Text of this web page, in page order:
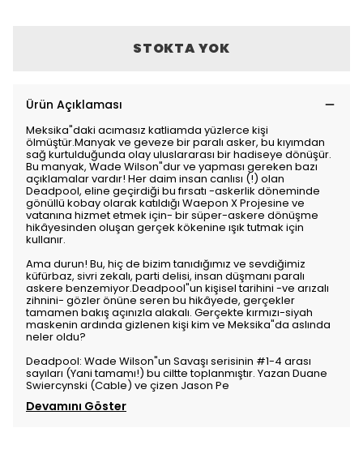
STOKTA YOK
Ürün Açıklaması
Meksika"daki acımasız katliamda yüzlerce kişi
ölmüştür.Manyak ve geveze bir paralı asker, bu kıyımdan
sağ kurtulduğunda olay uluslararası bir hadiseye dönüşür.
Bu manyak, Wade Wilson"dur ve yapması gereken bazı
açıklamalar vardır! Her daim insan canlısı (!) olan
Deadpool, eline geçirdiği bu fırsatı -askerlik döneminde
gönüllü kobay olarak katıldığı Waepon X Projesine ve
vatanına hizmet etmek için- bir süper-askere dönüşme
hikâyesinden oluşan gerçek kökenine ışık tutmak için
kullanır.
Ama durun! Bu, hiç de bizim tanıdığımız ve sevdiğimiz
küfürbaz, sivri zekalı, parti delisi, insan düşmanı paralı
askere benzemiyor.Deadpool"un kişisel tarihini -ve arızalı
zihnini- gözler önüne seren bu hikâyede, gerçekler
tamamen bakış açınızla alakalı. Gerçekte kırmızı-siyah
maskenin ardında gizlenen kişi kim ve Meksika"da aslında
neler oldu?
Deadpool: Wade Wilson"un Savaşı serisinin #1-4 arası
sayıları (Yani tamamı!) bu ciltte toplanmıştır. Yazan Duane
Swiercynski (Cable) ve çizen Jason Pe
Devamını Göster